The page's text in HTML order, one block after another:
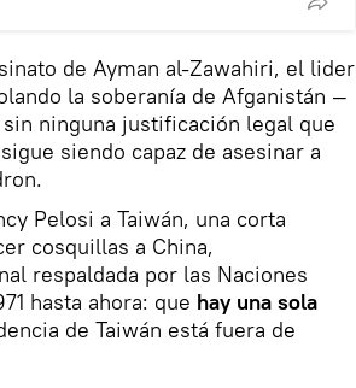
de Ayman al-Zawahiri, el lider
la soberanía de Afganistán —
ninguna justificación legal que
siendo capaz de asesinar a
Pelosi a Taiwán, una corta
cosquillas a China,
respaldada por las Naciones
hasta ahora: que hay una sola
de Taiwán está fuera de